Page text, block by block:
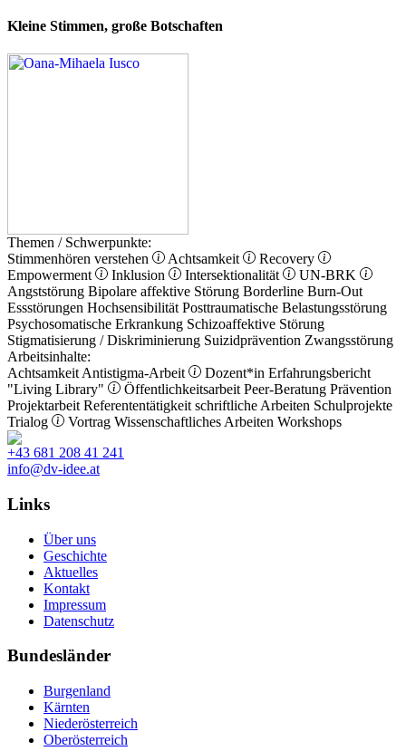
Kleine Stimmen, große Botschaften
Themen / Schwerpunkte:
Stimmenhören verstehen
Achtsamkeit
Recovery
Empowerment
Inklusion Intersektionalität
UN-BRK
Angststörung Bipolare affektive Störung Borderline Burn-Out
Essstörungen Hochsensibilität Posttraumatische Belastungsstörung
Psychosomatische Erkrankung Schizoaffektive Störung
Stigmatisierung / Diskriminierung Suizidprävention Zwangsstörung
Arbeitsinhalte:
Achtsamkeit Antistigma-Arbeit Dozent*in Erfahrungsbericht
"Living Library"
Öffentlichkeitsarbeit Peer-Beratung Prävention
Projektarbeit Referententätigkeit schriftliche Arbeiten Schulprojekte
Trialog
Vortrag Wissenschaftliches Arbeiten Workshops
+43 681 208 41 241
info@dv-idee.at
Links
Über uns
Geschichte
Aktuelles
Kontakt
Impressum
Datenschutz
Bundesländer
Burgenland
Kärnten
Niederösterreich
Oberösterreich